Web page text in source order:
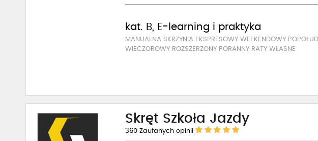
kat. B, E-learning i praktyka
MANUALNA SKRZYNIA EKSPRESOWY WEEKENDOWY
WIECZOROWY ROZSZERZONY PORANNY RATY WŁASNE
Skręt Szkoła Jazdy
360 Zaufanych opinii